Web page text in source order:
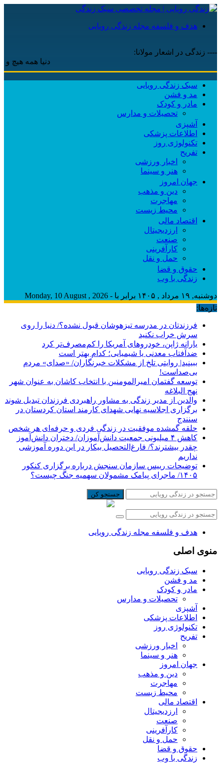
هدف و فلسفه مجله زندگی رویایی
---- زندگی در اشعار مولانا:
دنیا همه هیچ و اهل
سبک زندگی رویایی
مد و فشن
مادر و کودک
تحصیلات و مدارس
آشپزی
اطلاعات پزشکی
تکنولوژی روز
تفریح
اخبار ورزشی
هنر و سینما
جهان امروز
دین و مذهب
مهاجرت
محیط زیست
اقتصاد مالی
ارزدیجیتال
صنعت
کارآفرینی
حمل و نقل
حقوق و قضا
زندگی با وب
دوشنبه, ۱۹ مرداد , ۱۴۰۵ برابر با - Monday, 10 August , 2026
تازه‌ها:
فرزندتان در مدرسه تیزهوشان قبول نشده؟/ دنیا را روی
سرش خراب نکنید
یارانه ژاپن، خودروهای آمریکا را کم‌مصرف‌تر کرد
ضدآفتاب‌ معدنی یا شیمیایی؛ کدام بهتر است
ببینید| روایتی تلخ از مشکلات خبرنگاران/ «صدای» ‌مردم
بی‌صدا‌ست!
توسعه گفتمان امیرالمومنین با انتخاب کاشان به عنوان شهر
نهج البلاغه
والدین از مدیر زندگی به مشاور راهبردی فرزندان تبدیل شوند
برگزاری اجلاسیه نهایی شهدای کارمند استان کردستان در
سنندج
حلقه گمشده موفقیت در زندگی فردی و حرفه‌ای هر شخص
کاهش ۴ میلیونی جمعیت دانش‌آموزان/ دختران دانش‌آموز
چقدر بیشترند؟/ فارغ‌التحصیل بیکار در این دوره آموزشی
نداریم
توضیحات رییس سازمان سنجش درباره برگزاری کنکور
۱۴۰۵/ ماجرای پیامک مشمولان سهمیه جنگ چیست؟
جستجو کن
هدف و فلسفه مجله زندگی رویایی
منوی اصلی
سبک زندگی رویایی
مد و فشن
مادر و کودک
تحصیلات و مدارس
آشپزی
اطلاعات پزشکی
تکنولوژی روز
تفریح
اخبار ورزشی
هنر و سینما
جهان امروز
دین و مذهب
مهاجرت
محیط زیست
اقتصاد مالی
ارزدیجیتال
صنعت
کارآفرینی
حمل و نقل
حقوق و قضا
زندگی با وب